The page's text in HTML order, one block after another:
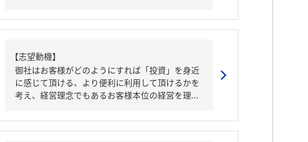
【志望動機】
御社はお客様がどのようにすれば「投資」を身近
に感じて頂ける、より便利に利用して頂けるかを
考え、経営理念でもあるお客様本位の経営を理...